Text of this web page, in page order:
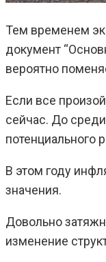
Тем временем
документ
вероятно
Если все
сейчас. До
потенциального
В этом году
значения.
Довольно
изменение